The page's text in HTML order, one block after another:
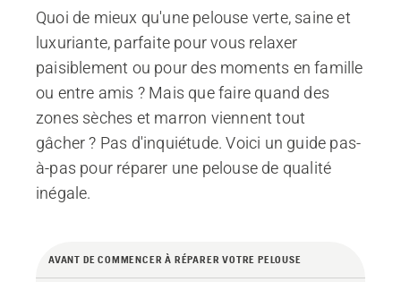
7. Semez
8. Amusez-vous
Produits recommandés
Quoi de mieux qu'une pelouse verte, saine et
luxuriante, parfaite pour vous relaxer
paisiblement ou pour des moments en famille
ou entre amis ? Mais que faire quand des
zones sèches et marron viennent tout
gâcher ? Pas d'inquiétude. Voici un guide pas-
à-pas pour réparer une pelouse de qualité
inégale.
AVANT DE COMMENCER À RÉPARER VOTRE PELOUSE